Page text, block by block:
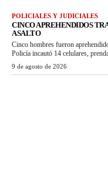
POLICIALES Y JUDICIALES
CINCO APREHENDIDOS
ASALTO
Cinco hombres fueron
Policía incautó 14 celulares,
9 de agosto de 2026